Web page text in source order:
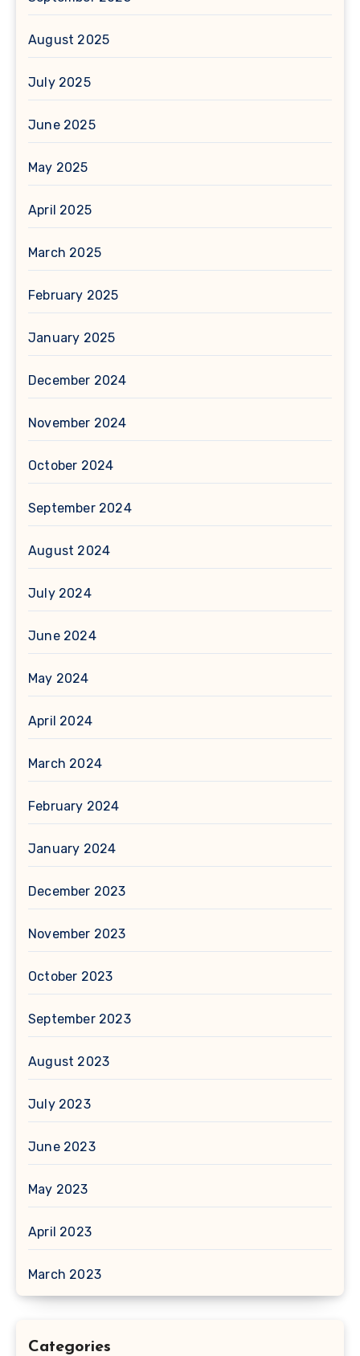
August 2025
July 2025
June 2025
May 2025
April 2025
March 2025
February 2025
January 2025
December 2024
November 2024
October 2024
September 2024
August 2024
July 2024
June 2024
May 2024
April 2024
March 2024
February 2024
January 2024
December 2023
November 2023
October 2023
September 2023
August 2023
July 2023
June 2023
May 2023
April 2023
March 2023
Categories